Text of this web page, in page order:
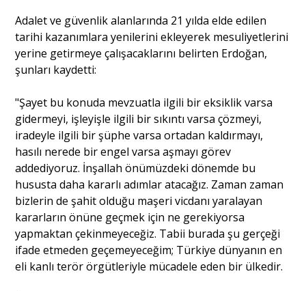
Adalet ve güvenlik alanlarında 21 yılda elde edilen
tarihi kazanımlara yenilerini ekleyerek mesuliyetlerini
yerine getirmeye çalışacaklarını belirten Erdoğan,
şunları kaydetti:
"Şayet bu konuda mevzuatla ilgili bir eksiklik varsa
gidermeyi, işleyişle ilgili bir sıkıntı varsa çözmeyi,
iradeyle ilgili bir şüphe varsa ortadan kaldırmayı,
hasılı nerede bir engel varsa aşmayı görev
addediyoruz. İnşallah önümüzdeki dönemde bu
hususta daha kararlı adımlar atacağız. Zaman zaman
bizlerin de şahit olduğu maşeri vicdanı yaralayan
kararların önüne geçmek için ne gerekiyorsa
yapmaktan çekinmeyeceğiz. Tabii burada şu gerçeği
ifade etmeden geçemeyeceğim; Türkiye dünyanın en
eli kanlı terör örgütleriyle mücadele eden bir ülkedir.